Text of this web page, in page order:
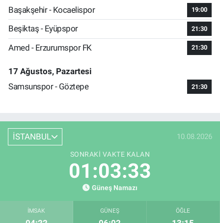
Başakşehir - Kocaelispor
19:00
Beşiktaş - Eyüpspor 21:30
Amed - Erzurumspor FK 21:30
17 Ağustos, Pazartesi
Samsunspor - Göztepe
21:30
İSTANBUL 10.08.2026
SONRAKI VAKTE KALAN
01:03:33
Güneş Namazı
İMSAK GÜNEŞ ÖĞLE